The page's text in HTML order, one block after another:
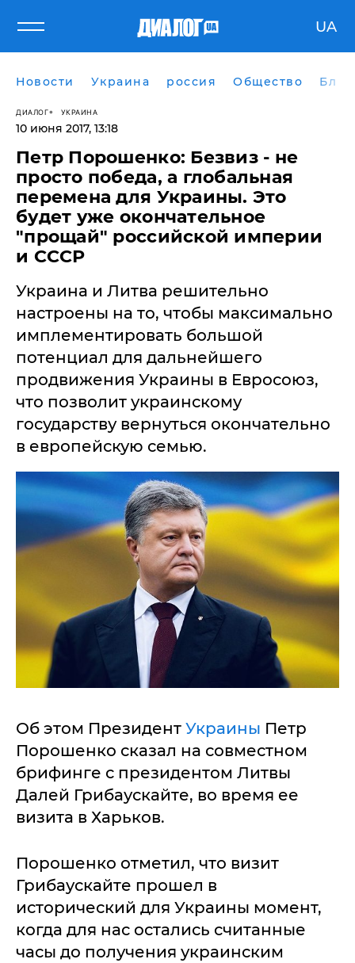
UA
Новости Украина россия Общество
ДИАЛОГ УКРАИНА
10 июня 2017, 13:18
Петр Порошенко: Безвиз - не
просто победа, а глобальная
перемена для Украины. Это
будет уже окончательное
"прощай" российской империи
и СССР
Украина и Литва решительно
настроены на то, чтобы максимально
имплементировать большой
потенциал для дальнейшего
продвижения Украины в Евросоюз,
что позволит украинскому
государству вернуться окончательно
в европейскую семью.
Об этом Президент Украины Петр
Порошенко сказал на совместном
брифинге с президентом Литвы
Далей Грибаускайте, во время ее
визита в Харьков.
Порошенко отметил, что визит
Грибаускайте прошел в
исторический для Украины момент,
когда для нас остались считанные
часы до получения украинским